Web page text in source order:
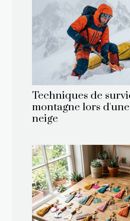
Techniques de
montagne lors
neige